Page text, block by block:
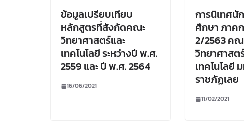
ข้อมูลเปรียบเทียบ
หลักสูตรที่สังกัดคณะ
วิทยาศาสตร์และ
เทคโนโลยี ระหว่างปี พ.ศ.
2559 และ ปี พ.ศ. 2564
16/06/2021
การนิเทศนั
ศึกษา ภาค
2/2563 คณ
วิทยาศาสต
เทคโนโลยี
ราชภัฏเลย
11/02/2021